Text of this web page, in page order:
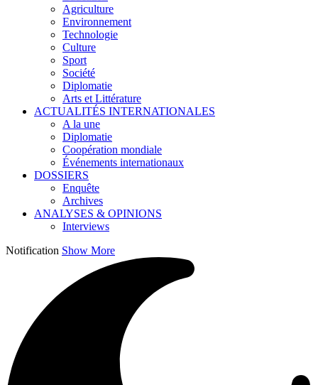
Agriculture
Environnement
Technologie
Culture
Sport
Société
Diplomatie
Arts et Littérature
ACTUALITÉS INTERNATIONALES
A la une
Diplomatie
Coopération mondiale
Événements internationaux
DOSSIERS
Enquête
Archives
ANALYSES & OPINIONS
Interviews
Notification Show More